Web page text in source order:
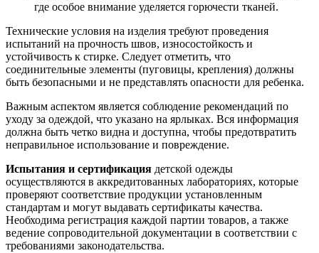
где особое внимание уделяется горючести тканей.
Технические условия на изделия требуют проведения
испытаний на прочность швов, износостойкость и
устойчивость к стирке. Следует отметить, что
соединительные элементы (пуговицы, крепления) должны
быть безопасными и не представлять опасности для ребенка.
Важным аспектом является соблюдение рекомендаций по
уходу за одеждой, что указано на ярлыках. Вся информация
должна быть четко видна и доступна, чтобы предотвратить
неправильное использование и повреждение.
Испытания и сертификация детской одежды
осуществляются в аккредитованных лабораториях, которые
проверяют соответствие продукции установленным
стандартам и могут выдавать сертификаты качества.
Необходима регистрация каждой партии товаров, а также
ведение сопроводительной документации в соответствии с
требованиями законодательства.